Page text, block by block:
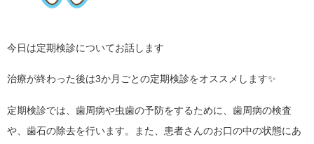
今日は定期検診についてお話します
治療が終わった後は3か月ごとの定期検診をオススメします✨
定期検診では、歯周病や虫歯の予防をするために、歯周病の検査
や、歯石の除去を行います。また、患者さんのお口の中の状態にあ